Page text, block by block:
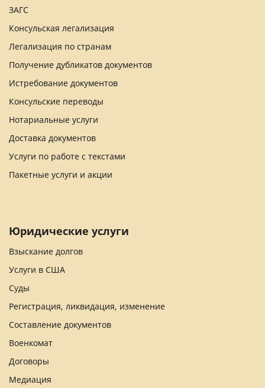
ЗАГС
Консульская легализация
Легализация по странам
Получение дубликатов документов
Истребование документов
Консульские переводы
Нотариальные услуги
Доставка документов
Услуги по работе с текстами
Пакетные услуги и акции
Юридические услуги
Взыскание долгов
Услуги в США
Суды
Регистрация, ликвидация, изменение
Составление документов
Военкомат
Договоры
Медиация